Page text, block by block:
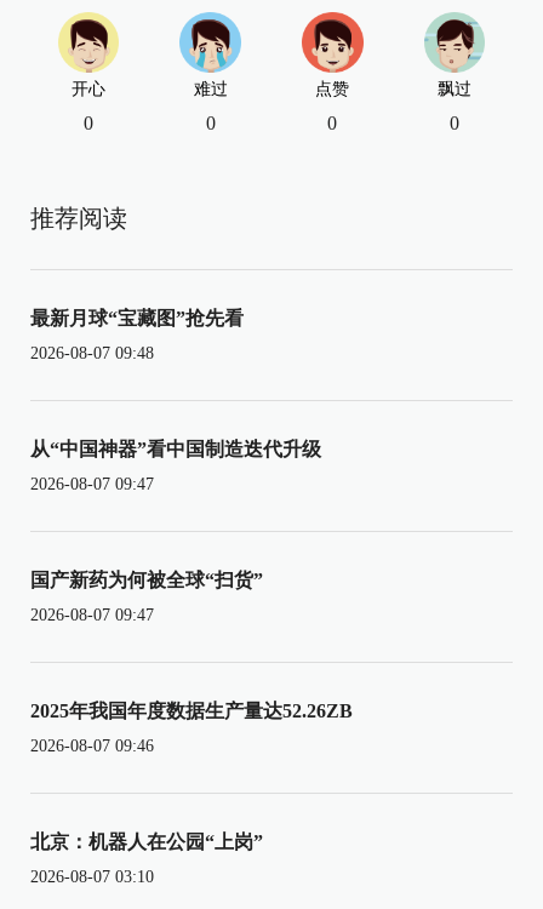
开心
0
难过
0
点赞
0
飘过
0
推荐阅读
最新月球“宝藏图”抢先看
2026-08-07 09:48
从“中国神器”看中国制造迭代升级
2026-08-07 09:47
国产新药为何被全球“扫货”
2026-08-07 09:47
2025年我国年度数据生产量达52.26ZB
2026-08-07 09:46
北京：机器人在公园“上岗”
2026-08-07 03:10